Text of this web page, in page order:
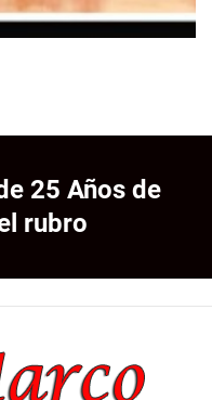
25 Años de
rubro